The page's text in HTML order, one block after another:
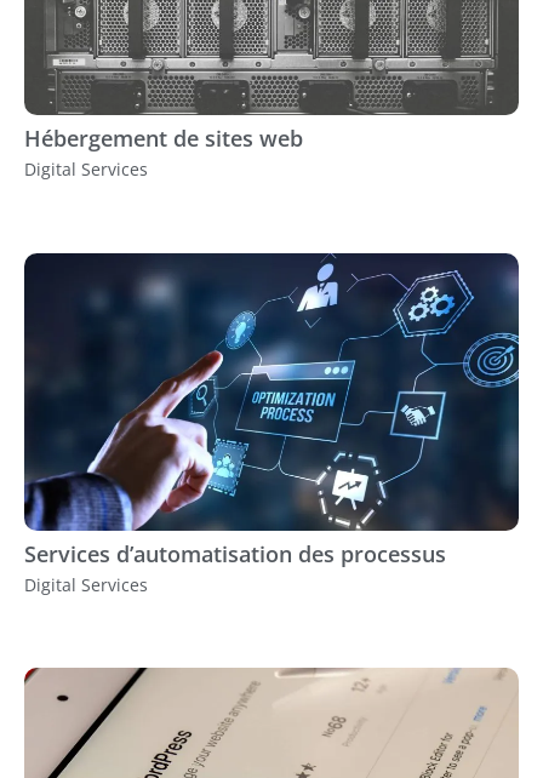
Hébergement de sites web
Digital Services
Services d’automatisation des processus
Digital Services